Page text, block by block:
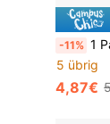
-11% 1 Paar Herren-
5 übrig
4,87€